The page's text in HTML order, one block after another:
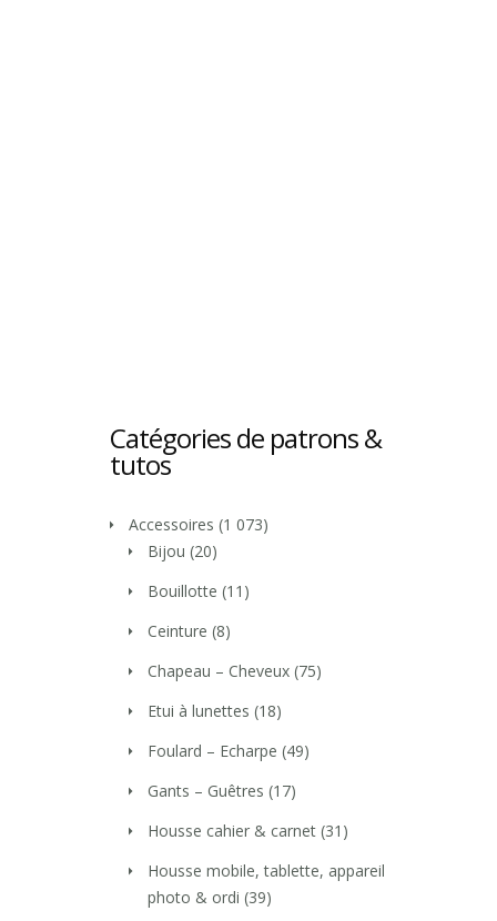
Catégories de patrons &
tutos
Accessoires (1 073)
Bijou (20)
Bouillotte (11)
Ceinture (8)
Chapeau – Cheveux (75)
Etui à lunettes (18)
Foulard – Echarpe (49)
Gants – Guêtres (17)
Housse cahier & carnet (31)
Housse mobile, tablette, appareil
photo & ordi (39)